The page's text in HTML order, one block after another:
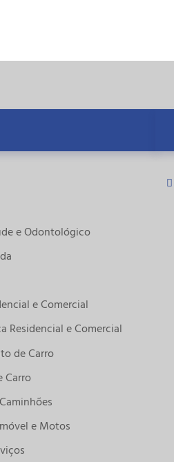
e Odontológico
e Comercial
Residencial e Comercial
de Carro
Carro
Caminhões
e Motos